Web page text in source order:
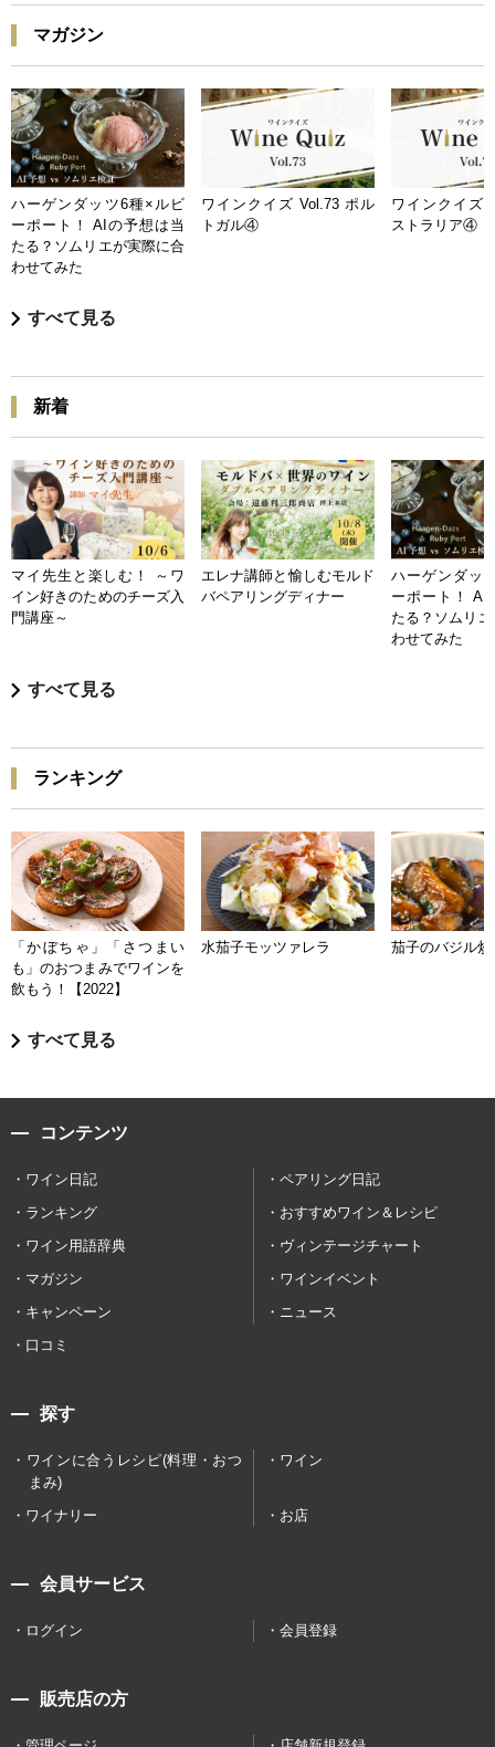
マガジン
ハーゲンダッツ6種×ルビ
ーポート！ AIの予想は当
たる？ソムリエが実際に合
わせてみた
ワインクイズ Vol.73 ポル
トガル④
ワインクイズ
ストラリア④
すべて見る
新着
マイ先生と楽しむ！ ～ワ
イン好きのためのチーズ入
門講座～
エレナ講師と愉しむモルド
バペアリングディナー
ハーゲンダッ
ーポート！ AI
たる？ソムリ
わせてみた
すべて見る
ランキング
「かぼちゃ」「さつまい
も」のおつまみでワインを
飲もう！【2022】
水茄子モッツァレラ 茄子のバジル炒
すべて見る
コンテンツ
ワイン日記
ペアリング日記
ランキング
おすすめワイン＆レシピ
ワイン用語辞典
ヴィンテージチャート
マガジン
ワインイベント
キャンペーン
ニュース
口コミ
探す
ワインに合うレシピ(料理・おつ
まみ)
ワイン
ワイナリー お店
会員サービス
ログイン 会員登録
販売店の方